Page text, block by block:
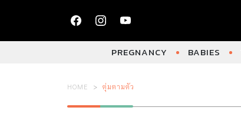
PREGNANCY BABIES
HOME ตุ่มตามตัว